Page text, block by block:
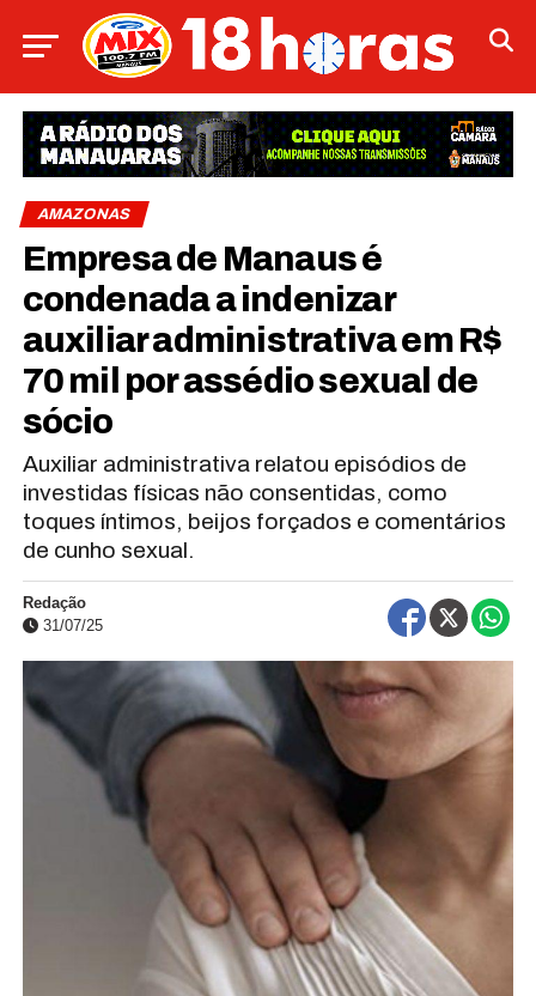
AMAZONAS
Empresa de Manaus é
condenada a indenizar
auxiliar administrativa em R$
70 mil por assédio sexual de
sócio
Auxiliar administrativa relatou episódios de
investidas físicas não consentidas, como
toques íntimos, beijos forçados e comentários
de cunho sexual.
Redação
31/07/25